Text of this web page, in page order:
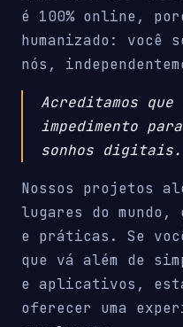
é 100% online,
humanizado: você
nós,
Acreditamos
impedimento
sonhos digitais.
Nossos projetos
lugares do
e práticas. Se
que vá além de
e aplicativos,
oferecer uma